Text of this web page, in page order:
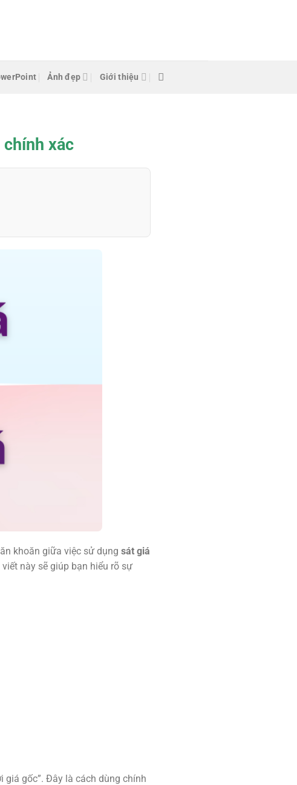
Ảnh đẹp Giới thiệu
chính xác
khoăn giữa việc sử dụng sát giá
này sẽ giúp bạn hiểu rõ sự
giá gốc”. Đây là cách dùng chính